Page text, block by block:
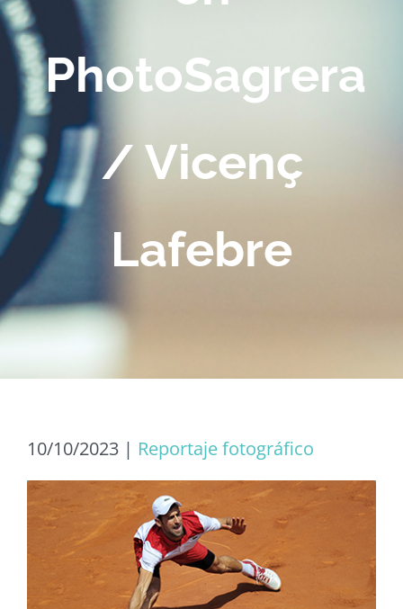
PhotoSagrera
/ Vicenç
Lafebre
10/10/2023 | Reportaje fotográfico